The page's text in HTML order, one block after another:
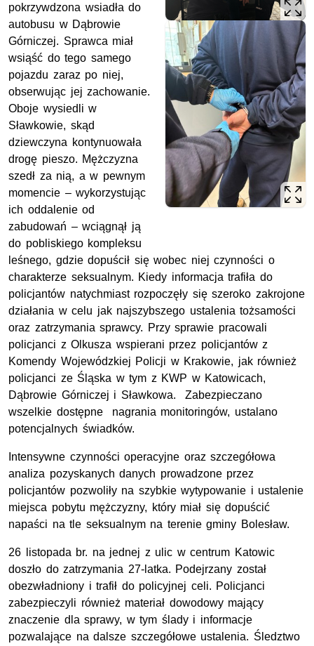
pokrzywdzona wsiadła do
autobusu w Dąbrowie
Górniczej. Sprawca miał
wsiąść do tego samego
pojazdu zaraz po niej,
obserwując jej zachowanie.
Oboje wysiedli w
Sławkowie, skąd
dziewczyna kontynuowała
drogę pieszo. Mężczyzna
szedł za nią, a w pewnym
momencie – wykorzystując
ich oddalenie od
zabudowań – wciągnął ją
do pobliskiego kompleksu
leśnego, gdzie dopuścił się wobec niej czynności o
charakterze seksualnym. Kiedy informacja trafiła do
policjantów natychmiast rozpoczęły się szeroko zakrojone
działania w celu jak najszybszego ustalenia tożsamości
oraz zatrzymania sprawcy. Przy sprawie pracowali
policjanci z Olkusza wspierani przez policjantów z
Komendy Wojewódzkiej Policji w Krakowie, jak również
policjanci ze Śląska w tym z KWP w Katowicach,
Dąbrowie Górniczej i Sławkowa. Zabezpieczano
wszelkie dostępne nagrania monitoringów, ustalano
potencjalnych świadków.
Intensywne czynności operacyjne oraz szczegółowa
analiza pozyskanych danych prowadzone przez
policjantów pozwoliły na szybkie wytypowanie i ustalenie
miejsca pobytu mężczyzny, który miał się dopuścić
napaści na tle seksualnym na terenie gminy Bolesław.
26 listopada br. na jednej z ulic w centrum Katowic
doszło do zatrzymania 27-latka. Podejrzany został
obezwładniony i trafił do policyjnej celi. Policjanci
zabezpieczyli również materiał dowodowy mający
znaczenie dla sprawy, w tym ślady i informacje
pozwalające na dalsze szczegółowe ustalenia. Śledztwo